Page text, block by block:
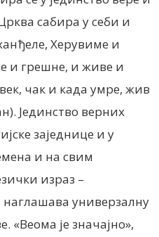
сабира у себи и
Херувиме и
и грешне, и живе и
чак и када умре, жив
Јединство верних
заједнице и у
и на свим
израз –
наглашава универзалну
«Веома је значајно»,